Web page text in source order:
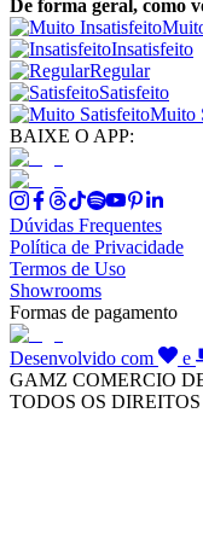
De forma geral, como
Insatisfeito
Regular
Satisfeito
Muito
BAIXE O APP:
Dúvidas Frequentes
Política de Privacidade
Termos de Uso
Showrooms
Formas de pagamento
Desenvolvido com e
GAMZ COMERCIO
TODOS OS